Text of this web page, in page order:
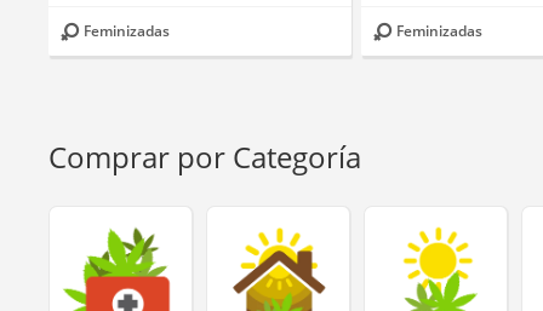
Feminizadas Feminizadas
Comprar por Categoría